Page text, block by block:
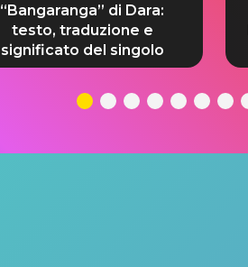
“Bangaranga” di Dara:
testo, traduzione e
significato del singolo